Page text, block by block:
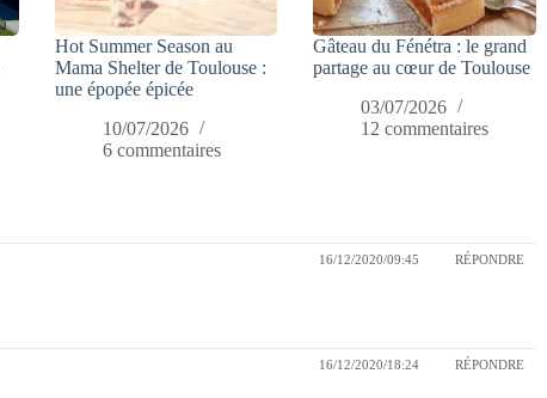
Hot Summer Season au
Mama Shelter de Toulouse :
une épopée épicée
10/07/2026
6 commentaires
Gâteau du Fénétra : le grand
partage au cœur de Toulouse
03/07/2026
12 commentaires
16/12/2020/09:45 RÉPONDRE
16/12/2020/18:24 RÉPONDRE